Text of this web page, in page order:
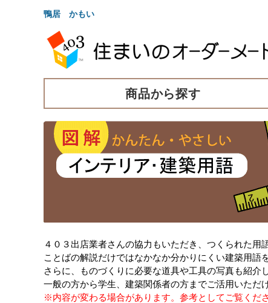
鴨居 かもい
商品から探す
４０３出店業者さんの協力もいただき、つくられた用
ことばの解説だけではなかなか分かりにくい建築用語
さらに、ものづくりに必要な道具や工具の写真も紹介
一般の方から学生、建築関係者の方までご活用いただ
※内容が変わる場合があります。参考としてご覧くださ